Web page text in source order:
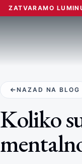
ZATVARAMO
NAZAD NA BLOG
Koliko